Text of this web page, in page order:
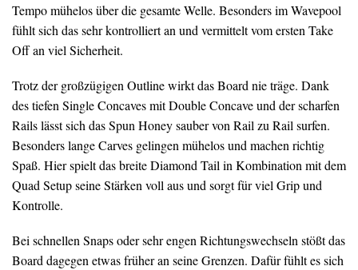
Tempo mühelos über die gesamte Welle. Besonders im Wavepool
fühlt sich das sehr kontrolliert an und vermittelt vom ersten Take
Off an viel Sicherheit.
Trotz der großzügigen Outline wirkt das Board nie träge. Dank
des tiefen Single Concaves mit Double Concave und der scharfen
Rails lässt sich das Spun Honey sauber von Rail zu Rail surfen.
Besonders lange Carves gelingen mühelos und machen richtig
Spaß. Hier spielt das breite Diamond Tail in Kombination mit dem
Quad Setup seine Stärken voll aus und sorgt für viel Grip und
Kontrolle.
Bei schnellen Snaps oder sehr engen Richtungswechseln stößt das
Board dagegen etwas früher an seine Grenzen. Dafür fühlt es sich